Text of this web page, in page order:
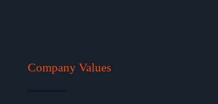
Company Values